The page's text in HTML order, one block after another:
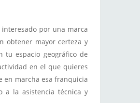
por una marca
obtener mayor certeza y
tu espacio geográfico de
en el que quieres
en marcha esa franquicia
a la asistencia técnica y